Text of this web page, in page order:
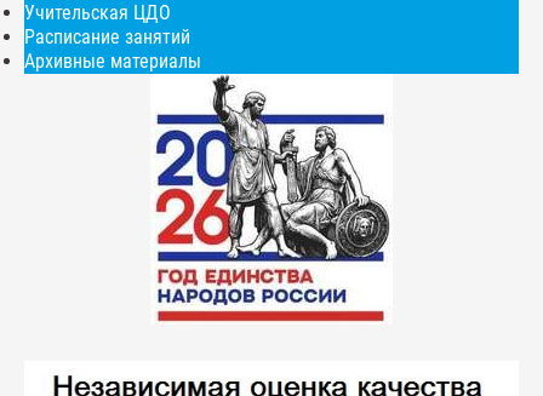
Учительская ЦДО
Расписание занятий
Архивные материалы